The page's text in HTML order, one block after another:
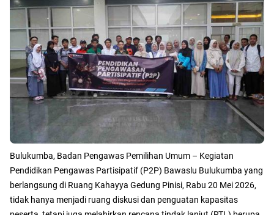
Bulukumba, Badan Pengawas Pemilihan Umum – Kegiatan
Pendidikan Pengawas Partisipatif (P2P) Bawaslu Bulukumba yang
berlangsung di Ruang Kahayya Gedung Pinisi, Rabu 20 Mei 2026,
tidak hanya menjadi ruang diskusi dan penguatan kapasitas